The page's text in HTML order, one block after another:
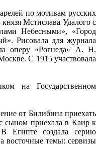
по мотивам русских
Мстислава Удалого с
Небесными», «Город
Рисовала для журнала
оперу «Рогнеда» А. Н.
С 1915 участвовала
на Государственном
от Билибина приехать
сыном приехала в Каир к
Египте создала серию
восточные темы: сервизы